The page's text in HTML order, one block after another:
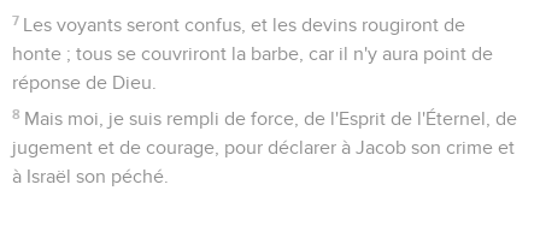
7 Les voyants seront confus, et les devins rougiront de
honte ; tous se couvriront la barbe, car il n'y aura point de
réponse de Dieu.
8 Mais moi, je suis rempli de force, de l'Esprit de l'Éternel, de
jugement et de courage, pour déclarer à Jacob son crime et
à Israël son péché.